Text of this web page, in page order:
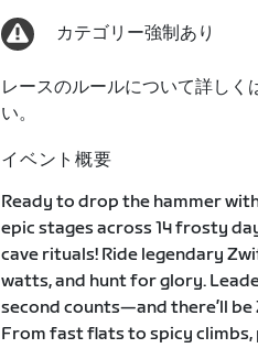
カテゴリー強制あり
レースのルールについて詳しく
い。
イベント概要
Ready to drop the hammer
epic stages across 14 frosty
cave rituals! Ride legendary
watts, and hunt for glory.
second counts—and there’ll
From fast flats to spicy